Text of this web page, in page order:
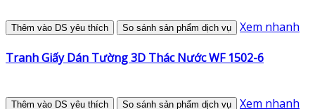
Thêm vào DS yêu thích So sánh sản phẩm dịch vụ Xem nhanh
Tranh Giấy Dán Tường 3D Thác Nước WF 1502-6
Thêm vào DS yêu thích So sánh sản phẩm dịch vụ Xem nhanh